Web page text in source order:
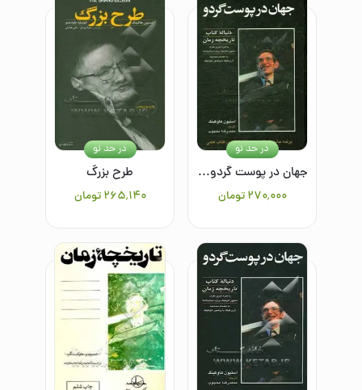
جهان در پوست گردو: دنباله کتاب تاریخچه زمان
۲۷۰٬۰۰۰ تومان
در حد نو
طرح بزرگ
۲۶۵٬۱۴۰ تومان
در حد نو